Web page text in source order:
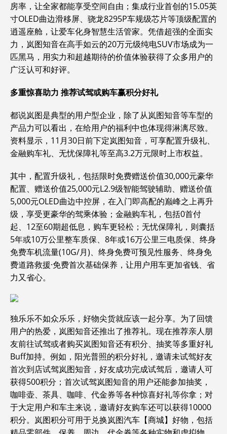
房率，让全家都能享受空间自由；集成行业首创的15.05英
寸OLED曲边滑移屏、骁龙8295P车规级芯片等顶级配置的
逍遥座舱，让爱车化身智慧生活管家。凭借超强的全面实
力，岚图知音在高手如云的20万元级纯电SUV市场成为一
匹黑马，用实力和超越期待的价值体验获得了众多用户的
广泛认可和好评。
多重惊喜助力 推荐试驾或购车赢积分好礼
都说岚图是典型的用户型企业，除了从岚图知音等车型的
产品力可以看出，在给用户的福利中也体现得淋漓尽致。
资料显示，11月30日前下定岚图知音，可享配置升级礼、
金融购车礼、无忧保障礼等至高3.2万元限时上市权益。
其中，配置升级礼，包括限时免费赠送价值30,000元豪华
配置、赠送价值25,000元L2.9级智能驾驶辅助、赠送价值
5,000元OLED曲边中控屏，在入门即高配的巅峰之上再升
级，享受更豪华的驾乘体验；金融购车礼，包括0首付
起、12至60期超低息，购车更轻松；无忧保障礼，则囊括
5年或10万公里整车质保、8年或16万公里三电质保、终身
免费车机流量(10G/月)、终身免费可预见性服务、终身免
费道路救援·免费首次基础保养，让用户用车更加省钱、省
力又省心。
独乐乐不如众乐乐，好物尖货就应该一起分享。为了回馈
用户的热爱，岚图知音还推出了推荐礼。现在推荐亲人朋
友前往试驾或者购买岚图知音还有积分、抽奖等多重好礼
Buff加持。例如，阳光普照的积分好礼，邀请未试驾好友
首次到店试驾岚图知音，好友成功完成试驾后，邀请人可
获得500积分；首次试驾岚图知音的用户还能参加抽奖，
咖啡壶、茶具、咖啡、代金券等各种惊喜好礼等你拿；对
于大定用户和车主来说，邀请好友购车还可以获得10000
积分。岚图积分可用于兑换岚图汽车【商城】好物，包括